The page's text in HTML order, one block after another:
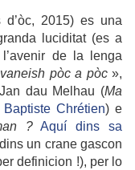
2015) es una
luciditat (es a
de la lenga
pòc a pòc»,
dau Melhau (Ma
Chrétien) e
? Aquí dins sa
un crane gascon
definicion !), per lo